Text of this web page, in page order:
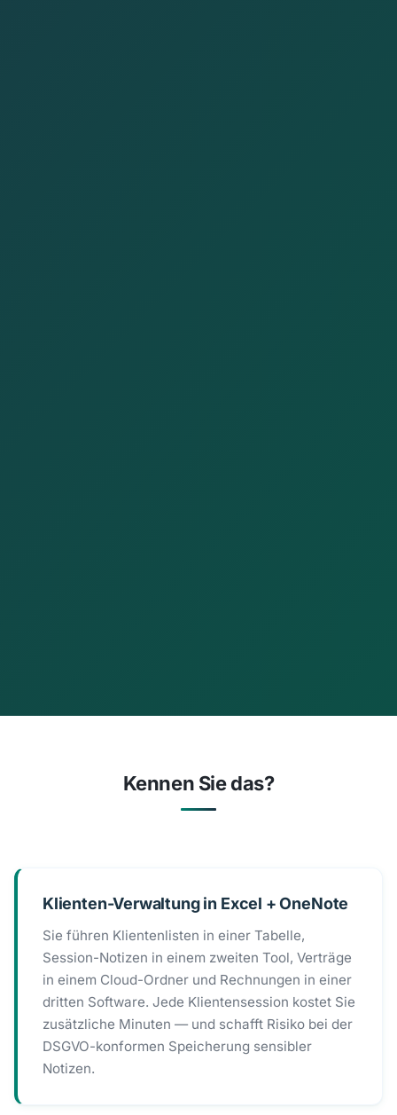
Kennen Sie das?
Klienten-Verwaltung in Excel + OneNote
Sie führen Klientenlisten in einer Tabelle,
Session-Notizen in einem zweiten Tool, Verträge
in einem Cloud-Ordner und Rechnungen in einer
dritten Software. Jede Klientensession kostet Sie
zusätzliche Minuten — und schafft Risiko bei der
DSGVO-konformen Speicherung sensibler
Notizen.